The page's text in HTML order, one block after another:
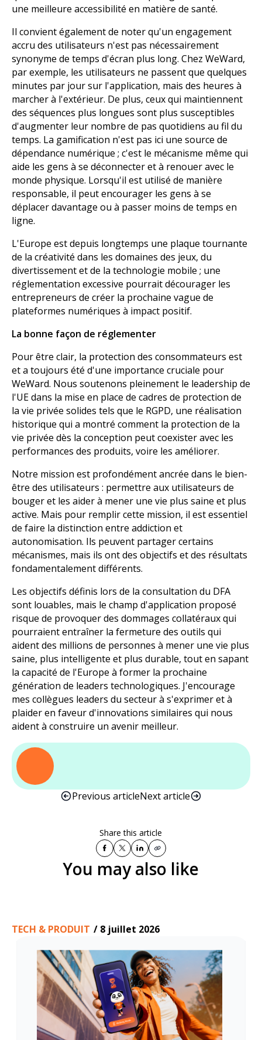
une meilleure accessibilité en matière de santé.
Il convient également de noter qu'un engagement
accru des utilisateurs n'est pas nécessairement
synonyme de temps d'écran plus long. Chez WeWard,
par exemple, les utilisateurs ne passent que quelques
minutes par jour sur l'application, mais des heures à
marcher à l'extérieur. De plus, ceux qui maintiennent
des séquences plus longues sont plus susceptibles
d'augmenter leur nombre de pas quotidiens au fil du
temps. La gamification n'est pas ici une source de
dépendance numérique ; c'est le mécanisme même qui
aide les gens à se déconnecter et à renouer avec le
monde physique. Lorsqu'il est utilisé de manière
responsable, il peut encourager les gens à se
déplacer davantage ou à passer moins de temps en
ligne.
L'Europe est depuis longtemps une plaque tournante
de la créativité dans les domaines des jeux, du
divertissement et de la technologie mobile ; une
réglementation excessive pourrait décourager les
entrepreneurs de créer la prochaine vague de
plateformes numériques à impact positif.
La bonne façon de réglementer
Pour être clair, la protection des consommateurs est
et a toujours été d'une importance cruciale pour
WeWard. Nous soutenons pleinement le leadership de
l'UE dans la mise en place de cadres de protection de
la vie privée solides tels que le RGPD, une réalisation
historique qui a montré comment la protection de la
vie privée dès la conception peut coexister avec les
performances des produits, voire les améliorer.
Notre mission est profondément ancrée dans le bien-
être des utilisateurs : permettre aux utilisateurs de
bouger et les aider à mener une vie plus saine et plus
active. Mais pour remplir cette mission, il est essentiel
de faire la distinction entre addiction et
autonomisation. Ils peuvent partager certains
mécanismes, mais ils ont des objectifs et des résultats
fondamentalement différents.
Les objectifs définis lors de la consultation du DFA
sont louables, mais le champ d'application proposé
risque de provoquer des dommages collatéraux qui
pourraient entraîner la fermeture des outils qui
aident des millions de personnes à mener une vie plus
saine, plus intelligente et plus durable, tout en sapant
la capacité de l'Europe à former la prochaine
génération de leaders technologiques. J'encourage
mes collègues leaders du secteur à s'exprimer et à
plaider en faveur d'innovations similaires qui nous
aident à construire un avenir meilleur.
Previous articleNext article
Share this article
You may also like
TECH & PRODUIT / 8 juillet 2026